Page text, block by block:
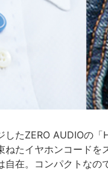
したZERO AUDIOの
ねたイヤホンコード
自在。コンパクトな